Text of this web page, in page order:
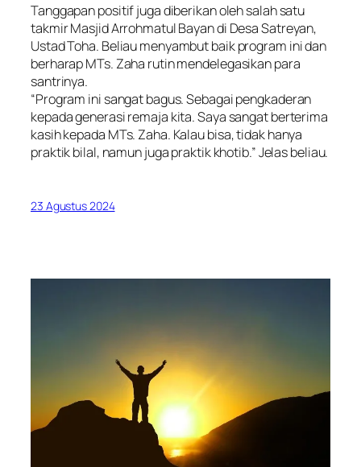
Tanggapan positif juga diberikan oleh salah satu
takmir Masjid Arrohmatul Bayan di Desa Satreyan,
Ustad Toha. Beliau menyambut baik program ini dan
berharap MTs. Zaha rutin mendelegasikan para
santrinya.
“Program ini sangat bagus. Sebagai pengkaderan
kepada generasi remaja kita. Saya sangat berterima
kasih kepada MTs. Zaha. Kalau bisa, tidak hanya
praktik bilal, namun juga praktik khotib.” Jelas beliau.
23 Agustus 2024